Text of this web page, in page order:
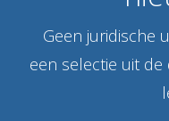
Geen juridische
een selectie uit de